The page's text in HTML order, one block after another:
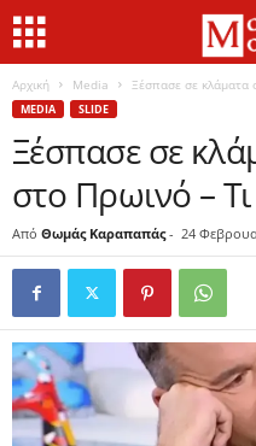
Αρχική Media Ξέσπασε σε κλάματα
MEDIA SLIDE
Ξέσπασε σε
στο Πρωινό –
Από Θωμάς Καραπαπάς- 24